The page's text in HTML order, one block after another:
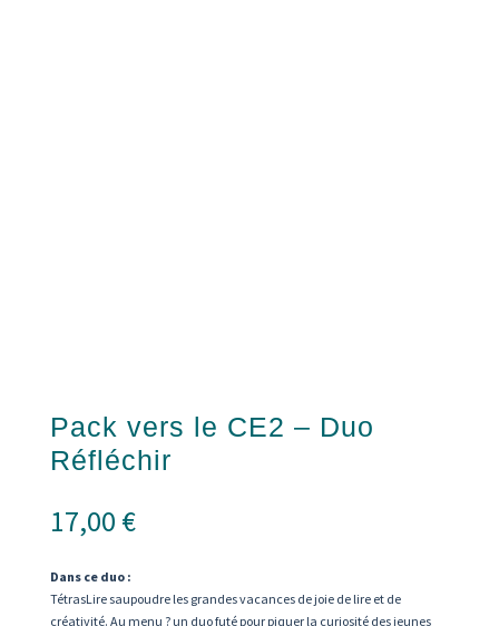
Pack vers le CE2 – Duo
Réfléchir
17,00 €
Dans ce duo :
TétrasLire saupoudre les grandes vacances de joie de lire et de
créativité. Au menu ? un duo futé pour piquer la curiosité des jeunes